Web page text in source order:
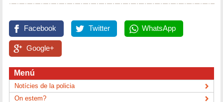
Facebook Twitter WhatsApp
Google+
Menú
Notícies de la policia
On estem?